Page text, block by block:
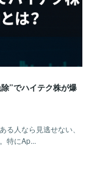
”でハイテク株が爆
る人なら見逃せない、
特にAp...